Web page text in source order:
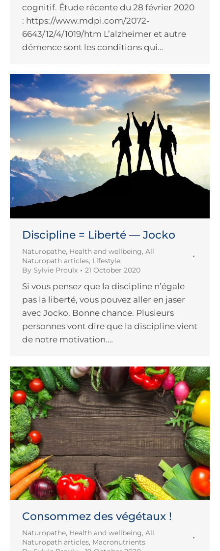
cognitif. Étude récente du 28 février 2020
: https://www.mdpi.com/2072-
6643/12/4/1019/htm L’alzheimer et autre
démence sont les conditions qui…
Discipline = Liberté — Jocko
Naturopathe, Health and wellbeing, All
Naturopath articles, Lifestyle
By Sylvie Proulx 21 October 2020
Si vous pensez que la discipline n’égale
pas la liberté, vous pouvez aller en jaser
avec Jocko. Bonne chance. Plusieurs
personnes vont dire que la discipline vient
de notre motivation.…
Consommez des végétaux !
Naturopathe, Health and wellbeing, All
Naturopath articles, Macronutrients